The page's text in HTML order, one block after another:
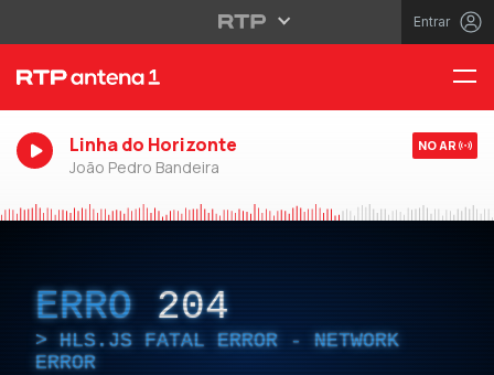
Entrar
Linha do Horizonte
João Pedro Bandeira
NO AR
ERRO 204
HLS.JS FATAL ERROR - NETWORK
ERROR